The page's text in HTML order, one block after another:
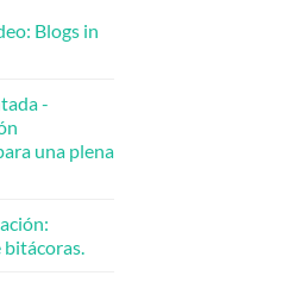
Blogs in
-
una plena